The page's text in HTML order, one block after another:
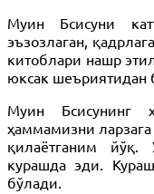
Муин Бсисуни
эъзозлаган,
китоблари нашр
юксак шеъриятидан
Муин Бсисунинг
ҳаммамизни
қилаётганим
курашда эди.
бўлади.